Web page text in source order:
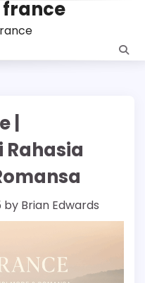
|
Rahasia
by Brian Edwards